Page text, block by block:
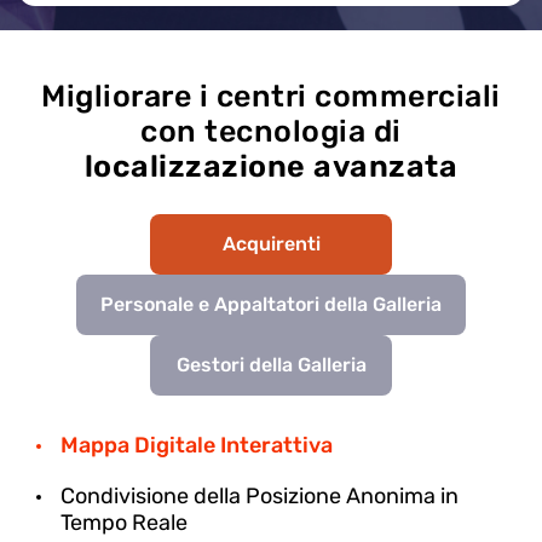
Migliorare i centri commerciali
con tecnologia di
localizzazione avanzata
Acquirenti
Personale e Appaltatori della Galleria
Gestori della Galleria
Mappa Digitale Interattiva
Condivisione della Posizione Anonima in
Tempo Reale